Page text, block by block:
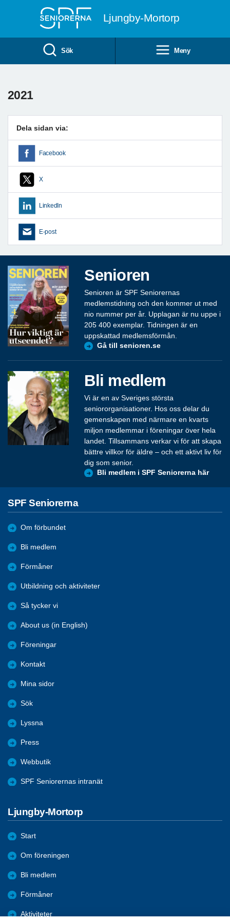
Ljungby-Mortorp
Sök Meny
2021
Dela sidan via:
Facebook
X
LinkedIn
E-post
Senioren
Senioren är SPF Seniorernas
medlemstidning och den kommer ut med
nio nummer per år. Upplagan är nu uppe i
205 400 exemplar. Tidningen är en
uppskattad medlemsförmån.
Gå till senioren.se
Bli medlem
Vi är en av Sveriges största
seniororganisationer. Hos oss delar du
gemenskapen med närmare en kvarts
miljon medlemmar i föreningar över hela
landet. Tillsammans verkar vi för att skapa
bättre villkor för äldre – och ett aktivt liv för
dig som senior.
Bli medlem i SPF Seniorerna här
SPF Seniorerna
Om förbundet
Bli medlem
Förmåner
Utbildning och aktiviteter
Så tycker vi
About us (in English)
Föreningar
Kontakt
Mina sidor
Sök
Lyssna
Press
Webbutik
SPF Seniorernas intranät
Ljungby-Mortorp
Start
Om föreningen
Bli medlem
Förmåner
Aktiviteter